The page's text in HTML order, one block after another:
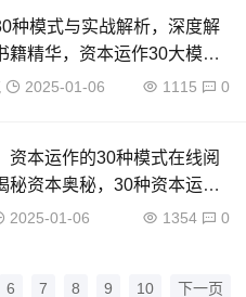
种模式与实战解析，深度解
籍精华，资本运作30大模式
实战策略精华汇编
2025-01-06 1115 0
资本运作的30种模式在线阅
秘资本奥秘，30种资本运作
读指南
2025-01-06 1354 0
6 7 8 9 10 下一页